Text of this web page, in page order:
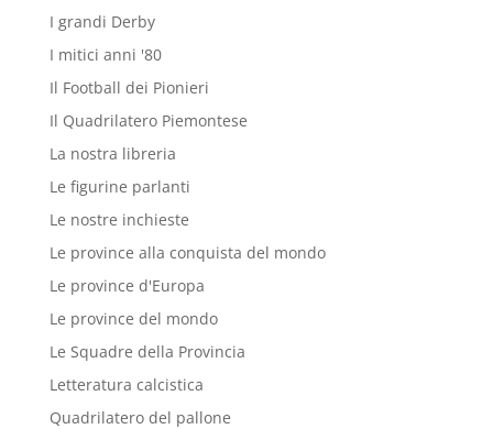
I grandi Derby
I mitici anni '80
Il Football dei Pionieri
Il Quadrilatero Piemontese
La nostra libreria
Le figurine parlanti
Le nostre inchieste
Le province alla conquista del mondo
Le province d'Europa
Le province del mondo
Le Squadre della Provincia
Letteratura calcistica
Quadrilatero del pallone